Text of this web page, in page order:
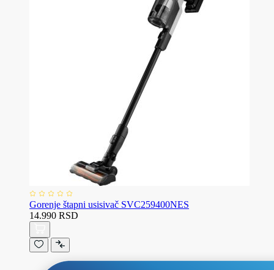
Gorenje štapni usisivač SVC259400NES
14.990 RSD